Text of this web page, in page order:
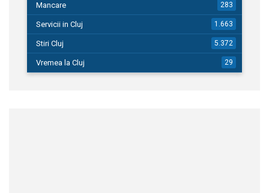
Mancare 283
Servicii in Cluj 1.663
Stiri Cluj 5.372
Vremea la Cluj 29